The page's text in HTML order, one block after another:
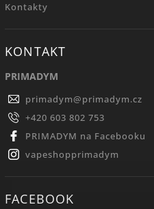
Kontakty
KONTAKT
PRIMADYM
primadym@primadym.cz
+420 603 802 753
PRIMADYM na Facebooku
vapeshopprimadym
FACEBOOK